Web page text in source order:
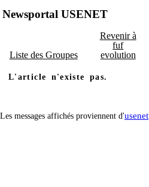
Newsportal USENET
Liste des Groupes
Revenir à
fuf
evolution
L'article n'existe pas.
Les messages affichés proviennent d'usenet